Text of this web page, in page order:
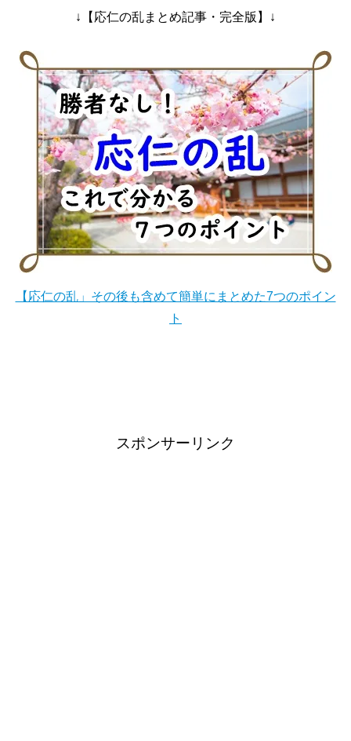
↓【応仁の乱まとめ記事・完全版】↓
【応仁の乱」その後も含めて簡単にまとめた7つのポイン
ト
スポンサーリンク